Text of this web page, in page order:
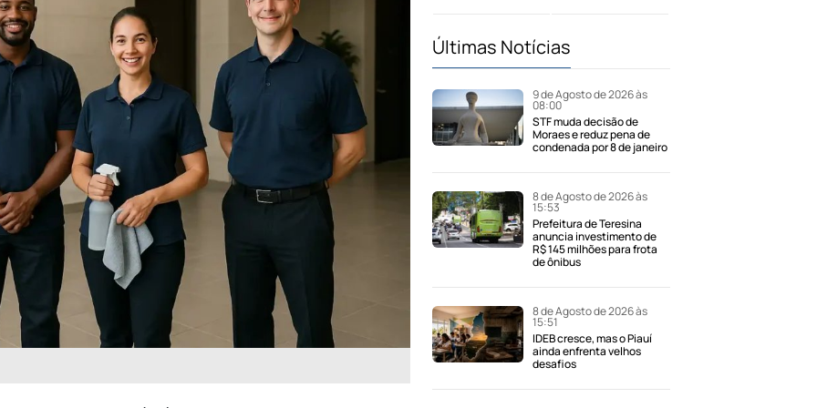
Últimas Notícias
9 de Agosto de 2026 às
08:00
STF muda decisão de
Moraes e reduz pena de
condenada por 8 de janeiro
8 de Agosto de 2026 às
15:53
Prefeitura de Teresina
anuncia investimento de
R$ 145 milhões para frota
de ônibus
8 de Agosto de 2026 às
15:51
IDEB cresce, mas o Piauí
ainda enfrenta velhos
desafios